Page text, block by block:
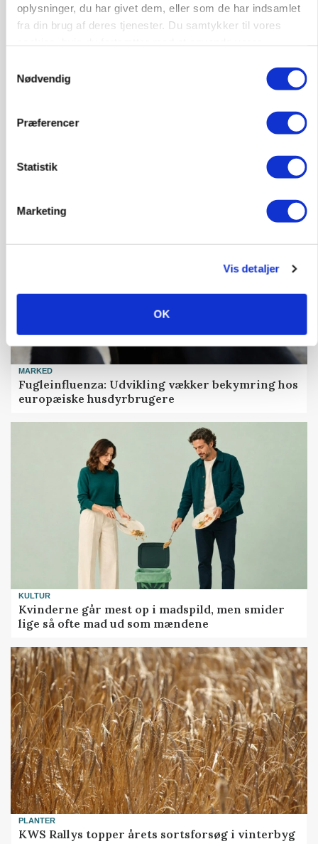
oplysninger, du har givet dem, eller som de har indsamlet
fra din brug af deres tjenester. Du samtykker til vores
Nødvendig
Præferencer
Statistik
Marketing
Vis detaljer
OK
Hvedeprisen sprang næsten 6 procent
konkurrence
MARKED
Fugleinfluenza: Udvikling vækker bekymring hos
europæiske husdyrbrugere
KULTUR
Kvinderne går mest op i madspild, men smider
lige så ofte mad ud som mændene
PLANTER
KWS Rallys topper årets sortsforsøg i vinterbyg